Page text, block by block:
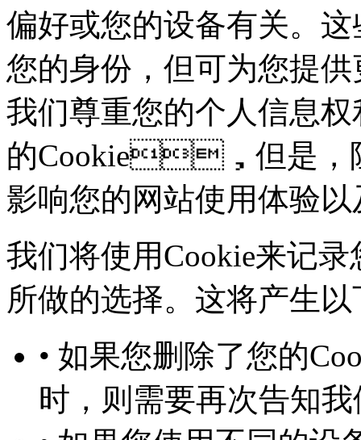
偏好或您的设备有关。
您的身份，但可为您
我们尊重您的个人信息权
的Cookie，但是
影响您的网站使用体验
我们将使用Cookie来记
所做的选择。这将产生以
• 如果您删除了您的
时，则需要再次告知